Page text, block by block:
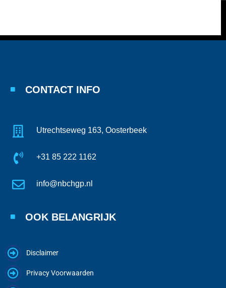
CONTACT INFO
Utrechtseweg 163, Oosterbeek
+31 85 222 1162
info@nbchgp.nl
OOK BELANGRIJK
Disclaimer
Privacy Voorwaarden